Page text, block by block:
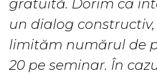
gratuită. Dorim ca
un dialog
limităm numărul de
20 pe seminar. În